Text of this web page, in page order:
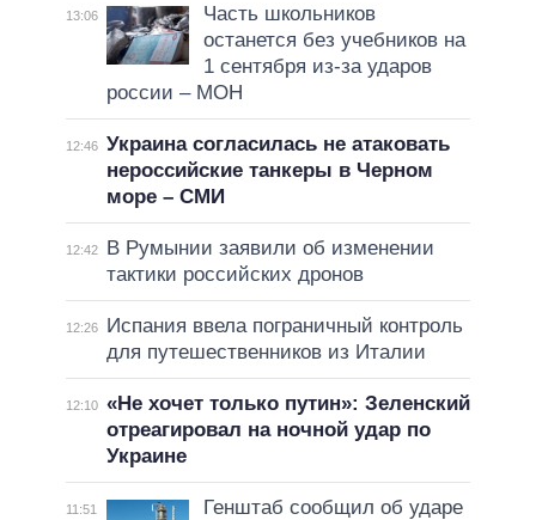
13:06
Часть школьников
останется без учебников на
1 сентября из-за ударов
россии – МОН
12:46 Украина согласилась не атаковать
нероссийские танкеры в Черном
море – СМИ
12:42
В Румынии заявили об изменении
тактики российских дронов
12:26
Испания ввела пограничный контроль
для путешественников из Италии
12:10 «Не хочет только путин»: Зеленский
отреагировал на ночной удар по
Украине
11:51
Генштаб сообщил об ударе